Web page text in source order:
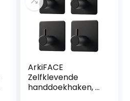
ArkiFACE
Zelfklevende
handdoekhaken, 4